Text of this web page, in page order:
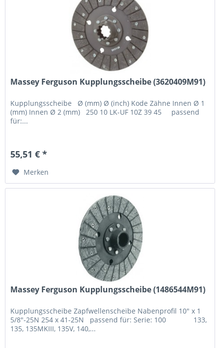
Massey Ferguson Kupplungsscheibe (3620409M91)
Kupplungsscheibe Ø (mm) Ø (inch) Kode Zähne Innen Ø 1
(mm) Innen Ø 2 (mm) 250 10 LK-UF 10Z 39 45 passend
für:...
55,51 € *
Merken
Massey Ferguson Kupplungsscheibe (1486544M91)
Kupplungsscheibe Zapfwellenscheibe Nabenprofil 10" x 1
5/8"-25N 254 x 41-25N passend für: Serie: 100 133,
135, 135MKIII, 135V, 140,...